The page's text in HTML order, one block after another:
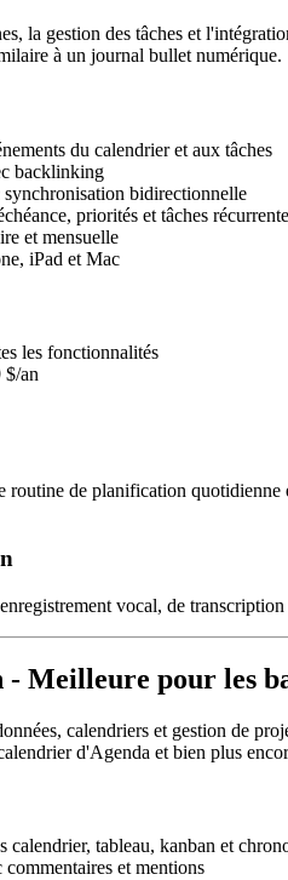
la gestion des tâches et
à un journal bullet numérique.
du calendrier et aux tâches
backlinking
bidirectionnelle
priorités et tâches
et mensuelle
iPad et Mac
les fonctionnalités
$/an
de planification
vocal, de
Meilleure pour les
calendriers et gestion de
d'Agenda et bien plus
calendrier, tableau, kanban et
et mentions